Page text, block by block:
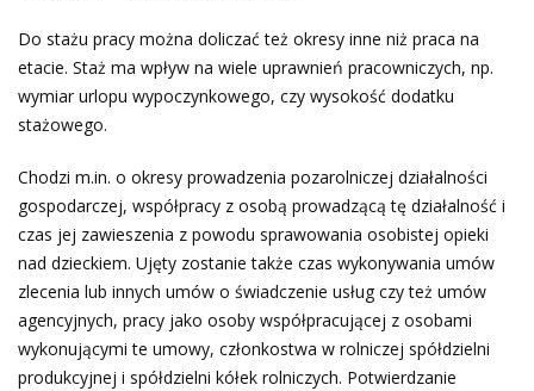
Do stażu pracy można doliczać też okresy inne niż praca na
etacie. Staż ma wpływ na wiele uprawnień pracowniczych, np.
wymiar urlopu wypoczynkowego, czy wysokość dodatku
stażowego.
Chodzi m.in. o okresy prowadzenia pozarolniczej działalności
gospodarczej, współpracy z osobą prowadzącą tę działalność i
czas jej zawieszenia z powodu sprawowania osobistej opieki
nad dzieckiem. Ujęty zostanie także czas wykonywania umów
zlecenia lub innych umów o świadczenie usług czy też umów
agencyjnych, pracy jako osoby współpracującej z osobami
wykonującymi te umowy, członkostwa w rolniczej spółdzielni
produkcyjnej i spółdzielni kółek rolniczych. Potwierdzanie